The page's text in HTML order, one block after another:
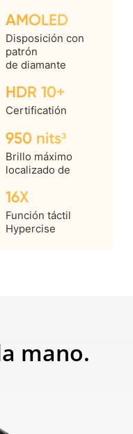
AMOLED
Disposición con
patrón
de diamante
HDR 10+
Certificatión
950 nits³
Brillo máximo
localizado de
16X
Función táctil
Hypercise
mano.